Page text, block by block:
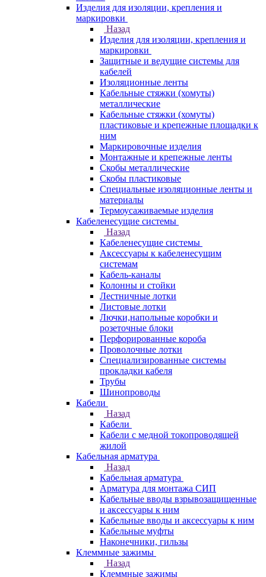
Изделия для изоляции, крепления и
маркировки
Назад
Изделия для изоляции, крепления и
маркировки
Защитные и ведущие системы для
кабелей
Изоляционные ленты
Кабельные стяжки (хомуты)
металлические
Кабельные стяжки (хомуты)
пластиковые и крепежные площадки к
ним
Маркировочные изделия
Монтажные и крепежные ленты
Скобы металлические
Скобы пластиковые
Специальные изоляционные ленты и
материалы
Термоусаживаемые изделия
Кабеленесущие системы
Назад
Кабеленесущие системы
Аксессуары к кабеленесущим
системам
Кабель-каналы
Колонны и стойки
Лестничные лотки
Листовые лотки
Лючки,напольные коробки и
розеточные блоки
Перфорированные короба
Проволочные лотки
Специализированные системы
прокладки кабеля
Трубы
Шинопроводы
Кабели
Назад
Кабели
Кабели с медной токопроводящей
жилой
Кабельная арматура
Назад
Кабельная арматура
Арматура для монтажа СИП
Кабельные вводы взрывозащищенные
и аксессуары к ним
Кабельные вводы и аксессуары к ним
Кабельные муфты
Наконечники, гильзы
Клеммные зажимы
Назад
Клеммные зажимы